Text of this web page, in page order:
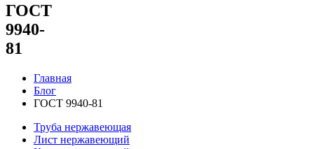
ГОСТ
9940-
81
Главная
Блог
ГОСТ 9940-81
Труба нержавеющая
Лист нержавеющий